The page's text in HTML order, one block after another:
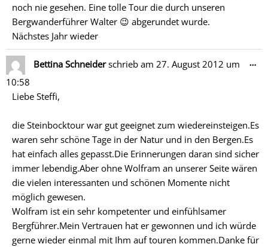
noch nie gesehen. Eine tolle Tour die durch unseren
Bergwanderführer Walter 😉 abgerundet wurde.
Nächstes Jahr wieder
Bettina Schneiderschrieb am 27. August 2012 um
10:58
Liebe Steffi,
die Steinbocktour war gut geeignet zum wiedereinsteigen.Es
waren sehr schöne Tage in der Natur und in den Bergen.Es
hat einfach alles gepasst.Die Erinnerungen daran sind sicher
immer lebendig.Aber ohne Wolfram an unserer Seite wären
die vielen interessanten und schönen Momente nicht
möglich gewesen.
Wolfram ist ein sehr kompetenter und einfühlsamer
Bergführer.Mein Vertrauen hat er gewonnen und ich würde
gerne wieder einmal mit Ihm auf touren kommen.Danke für
…